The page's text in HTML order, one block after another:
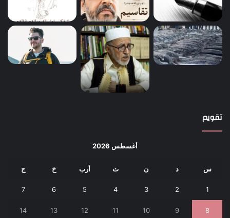
تقويم
أغسطس 2026
س د ن ث أرب خ ج
1
2
3
4
5
6
7
8
9
10
11
12
13
14